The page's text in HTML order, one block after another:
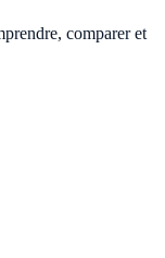
comparer et